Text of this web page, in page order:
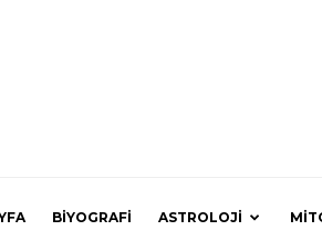
BİYOGRAFİ ASTROLOJİ